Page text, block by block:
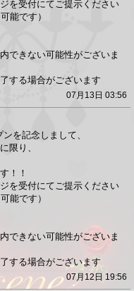
を受付にてご提示ください
能です）
できない可能性がございま
する場合がございます
07月13日 03:56
を記念しまして、
限り、
！！
を受付にてご提示ください
能です）
できない可能性がございま
する場合がございます
07月12日 19:56